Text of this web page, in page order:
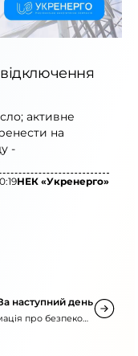
активне
на
-
НЕК «Укренерго»
наступний день
про безпекову